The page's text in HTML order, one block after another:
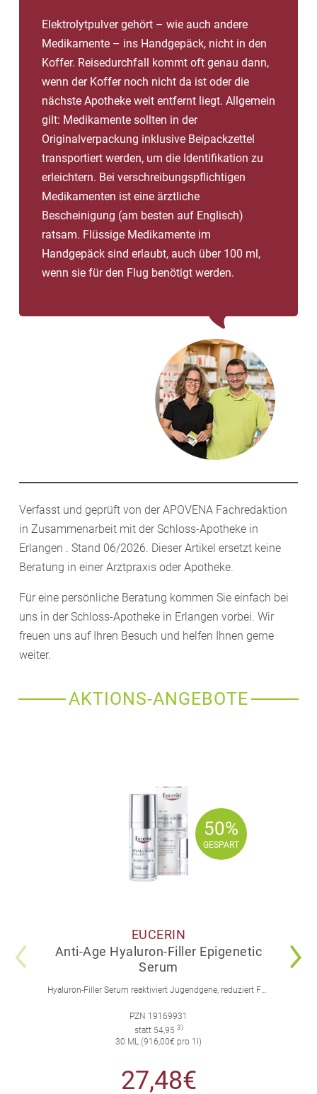
Elektrolytpulver gehört – wie auch andere
Medikamente – ins Handgepäck, nicht in den
Koffer. Reisedurchfall kommt oft genau dann,
wenn der Koffer noch nicht da ist oder die
nächste Apotheke weit entfernt liegt. Allgemein
gilt: Medikamente sollten in der
Originalverpackung inklusive Beipackzettel
transportiert werden, um die Identifikation zu
erleichtern. Bei verschreibungspflichtigen
Medikamenten ist eine ärztliche
Bescheinigung (am besten auf Englisch)
ratsam. Flüssige Medikamente im
Handgepäck sind erlaubt, auch über 100 ml,
wenn sie für den Flug benötigt werden.
Verfasst und geprüft von der APOVENA Fachredaktion
in Zusammenarbeit mit der Schloss-Apotheke in
Erlangen . Stand 06/2026. Dieser Artikel ersetzt keine
Beratung in einer Arztpraxis oder Apotheke.
Für eine persönliche Beratung kommen Sie einfach bei
uns in der Schloss-Apotheke in Erlangen vorbei. Wir
freuen uns auf Ihren Besuch und helfen Ihnen gerne
weiter.
AKTIONS-ANGEBOTE
50%
GESPART
50%
GESPART
EUCERIN
Anti-Age Hyaluron-Filler Epigenetic
Serum
PZN 19169931
statt 54,95 3)
30 ML (916,00€ pro 1l)
27,48€